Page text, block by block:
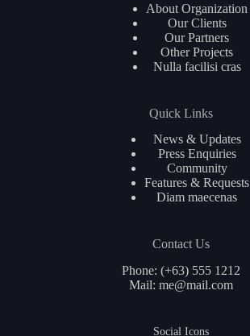
About Organization
Our Clients
Our Partners
Other Projects
Nulla facilisi cras
Quick Links
News & Updates
Press Enquiries
Community
Features & Requests
Diam maecenas
Contact Us
Phone: (+63) 555 1212
Mail: me@mail.com
Social Icons